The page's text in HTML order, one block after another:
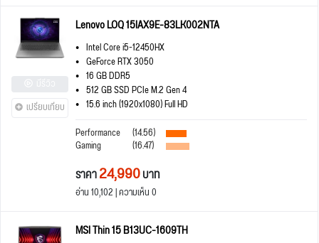
เปรียบเทียบ
Lenovo LOQ 15IAX9E-83LK002NTA
Intel Core i5-12450HX
GeForce RTX 3050
16 GB DDR5
512 GB SSD PCIe M.2 Gen 4
15.6 inch (1920x1080) Full HD
Performance
(14.56)
Gaming (16.47)
ราคา24,990บาท
อ่าน 10,102 | ความเห็น 0
MSI Thin 15 B13UC-1609TH